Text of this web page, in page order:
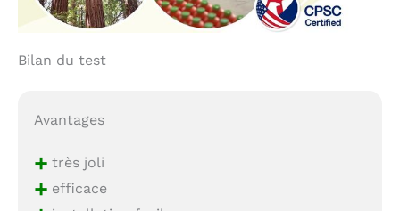
Bilan du test
Avantages
+très joli
+efficace